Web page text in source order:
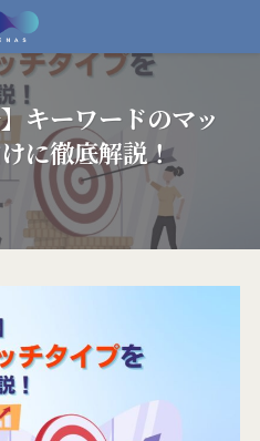
キーワードのマッ
に徹底解説！